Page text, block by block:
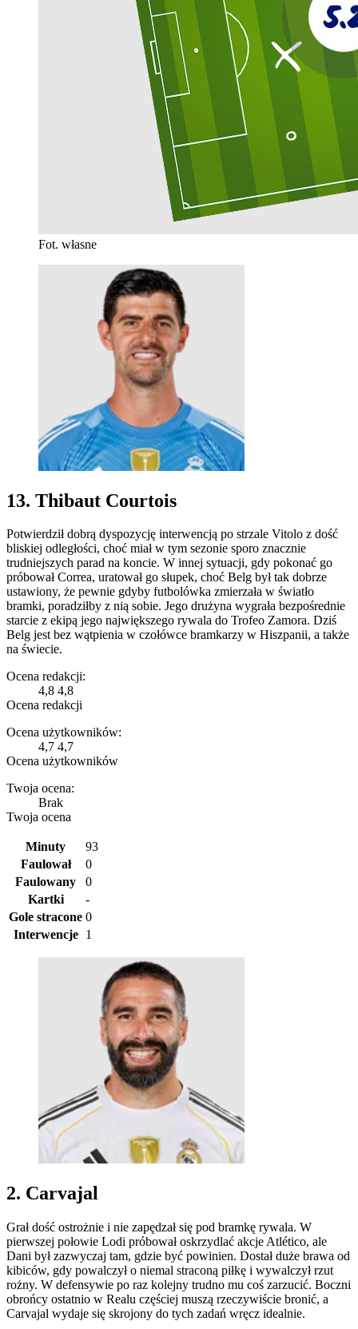
Fot. własne
13. Thibaut Courtois
Potwierdził dobrą dyspozycję interwencją po strzale Vitolo z dość
bliskiej odległości, choć miał w tym sezonie sporo znacznie
trudniejszych parad na koncie. W innej sytuacji, gdy pokonać go
próbował Correa, uratował go słupek, choć Belg był tak dobrze
ustawiony, że pewnie gdyby futbolówka zmierzała w światło
bramki, poradziłby z nią sobie. Jego drużyna wygrała bezpośrednie
starcie z ekipą jego największego rywala do Trofeo Zamora. Dziś
Belg jest bez wątpienia w czołówce bramkarzy w Hiszpanii, a także
na świecie.
Ocena redakcji:
4,8 4,8
Ocena redakcji
Ocena użytkowników:
4,7 4,7
Ocena użytkowników
Twoja ocena:
Brak
Twoja ocena
Minuty
93
Faulował
0
Faulowany
0
Kartki
-
Gole stracone 0
Interwencje
1
2. Carvajal
Grał dość ostrożnie i nie zapędzał się pod bramkę rywala. W
pierwszej połowie Lodi próbował oskrzydlać akcje Atlético, ale
Dani był zazwyczaj tam, gdzie być powinien. Dostał duże brawa od
kibiców, gdy powalczył o niemal straconą piłkę i wywalczył rzut
rożny. W defensywie po raz kolejny trudno mu coś zarzucić. Boczni
obrońcy ostatnio w Realu częściej muszą rzeczywiście bronić, a
Carvajal wydaje się skrojony do tych zadań wręcz idealnie.